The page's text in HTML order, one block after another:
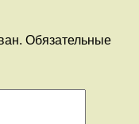
Обязательные